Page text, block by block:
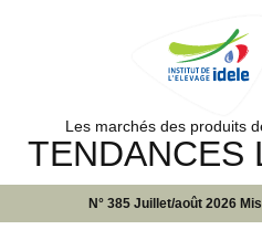
Les marchés des produits
TENDANCES
N° 385 Juillet/août 2026